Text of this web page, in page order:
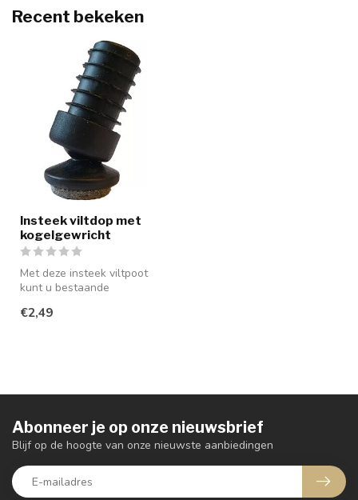
Recent bekeken
Insteek viltdop met
kogelgewricht
Met deze insteek viltpoot
kunt u bestaande
door een vers...
€2,49
Abonneer je op onze nieuwsbrief
Blijf op de hoogte van onze nieuwste aanbiedingen